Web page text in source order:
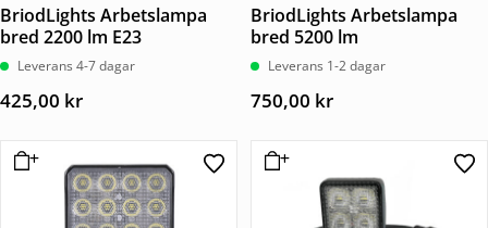
BriodLights Arbetslampa
bred 2200 lm E23
Leverans 4-7 dagar
425,00 kr
BriodLights Arbetslampa
bred 5200 lm
Leverans 1-2 dagar
750,00 kr